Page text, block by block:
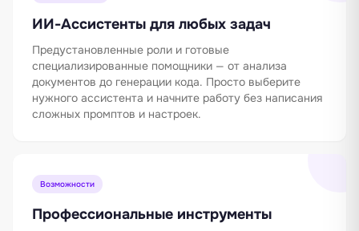
ИИ-Ассистенты для любых задач
Предустановленные роли и готовые
специализированные помощники — от анализа
документов до генерации кода. Просто выберите
нужного ассистента и начните работу без написания
сложных промптов и настроек.
Возможности
Профессиональные инструменты